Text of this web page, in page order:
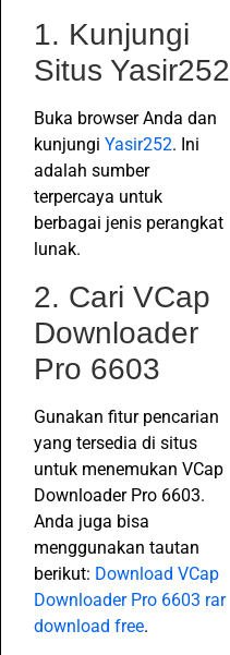
1. Kunjungi
Situs Yasir252
Buka browser Anda dan
kunjungi Yasir252. Ini
adalah sumber
terpercaya untuk
berbagai jenis perangkat
lunak.
2. Cari VCap
Downloader
Pro 6603
Gunakan fitur pencarian
yang tersedia di situs
untuk menemukan VCap
Downloader Pro 6603.
Anda juga bisa
menggunakan tautan
berikut: Download VCap
Downloader Pro 6603 rar
download free.